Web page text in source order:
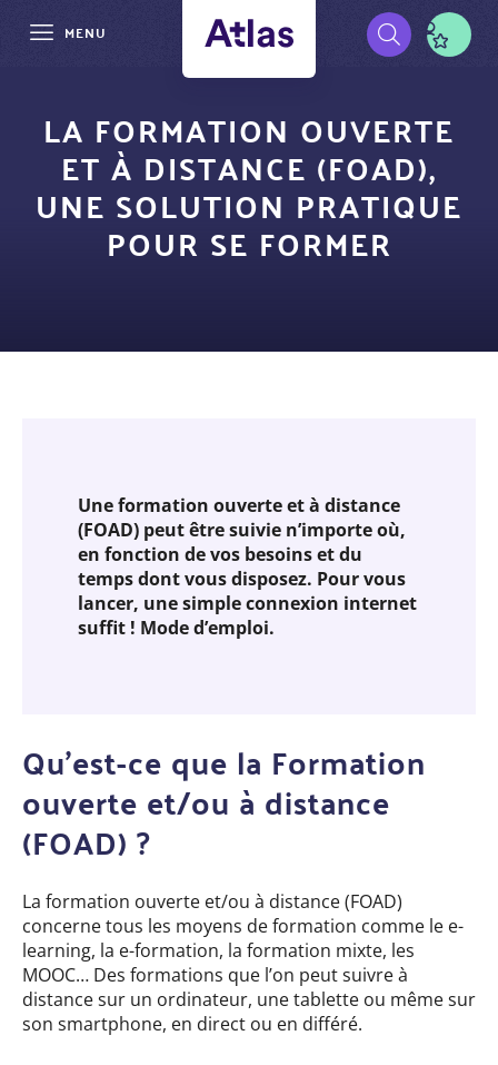
contenu
MENU
Pré-
navigation
LA FORMATION OUVERTE
ET À DISTANCE (FOAD),
UNE SOLUTION PRATIQUE
POUR SE FORMER
Une formation ouverte et à distance
(FOAD) peut être suivie n’importe où,
en fonction de vos besoins et du
temps dont vous disposez. Pour vous
lancer, une simple connexion internet
suffit ! Mode d’emploi.
Qu’est-ce que la Formation
ouverte et/ou à distance
(FOAD) ?
La formation ouverte et/ou à distance (FOAD)
concerne tous les moyens de formation comme le e-
learning, la e-formation, la formation mixte, les
MOOC… Des formations que l’on peut suivre à
distance sur un ordinateur, une tablette ou même sur
son smartphone, en direct ou en différé.